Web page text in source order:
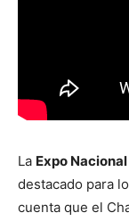
La Expo
destacado para
cuenta que el